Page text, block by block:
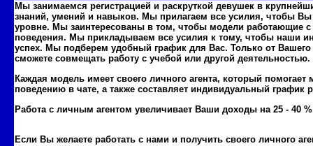
Мы занимаемся регистрацией и раскруткой девушек в
знаний, умений и навыков. Мы прилагаем все усилия, чтобы
уровне. Мы заинтересованы в том, чтобы модели работающие
поведения. Мы прикладываем все усилия к тому, чтобы наши
успех. Мы подберем удобный график для Вас. Только от
сможете совмещать работу с учебой или другой деятельностью.
Каждая модель имеет своего личного агента, который
поведению в чате, а также составляет индивидуальный график
Работа с личным агентом увеличивает Ваши доходы на 25 - 40
Если Вы желаете работать с нами и получить своего личного